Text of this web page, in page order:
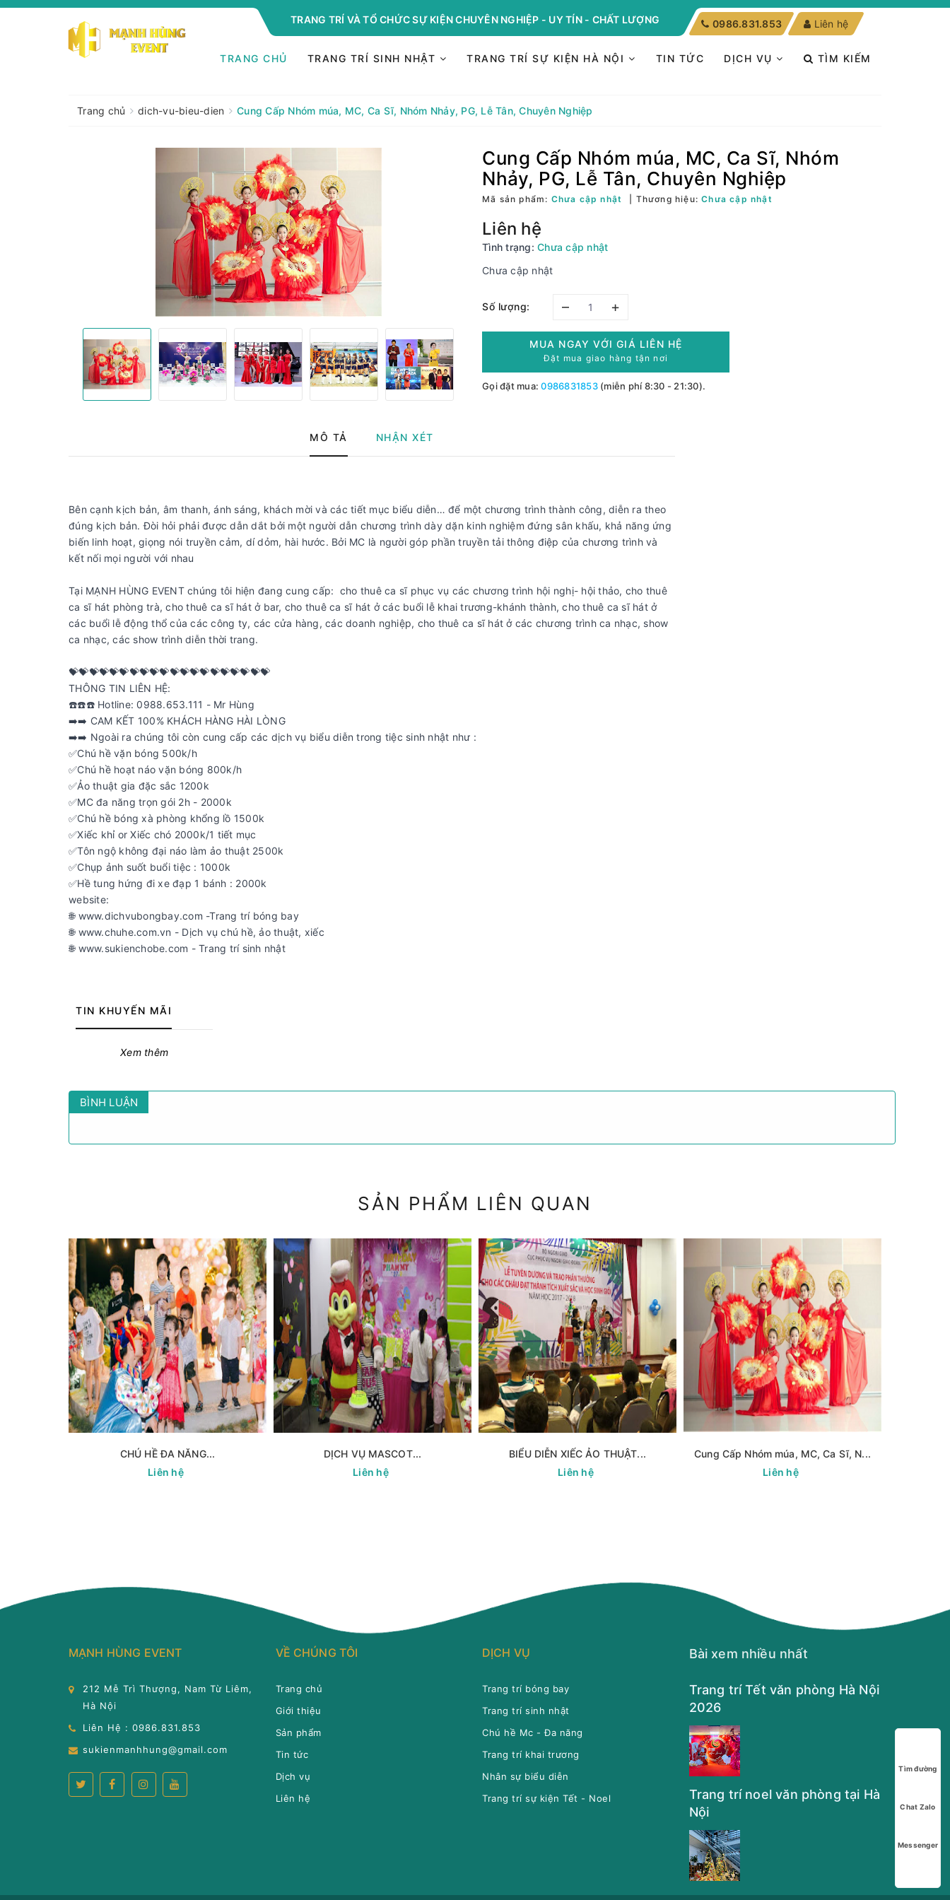
TRANG TRÍ VÀ TỔ CHỨC SỰ KIỆN CHUYÊN NGHIỆP - UY TÍN - CHẤT LƯỢNG 0986.831.853 Liên hệ
TRANG CHỦ TRANG TRÍ SINH NHẬT TRANG TRÍ SỰ KIỆN HÀ NỘI TIN TỨC DỊCH VỤ TÌM KIẾM
Trang chủ dich-vu-bieu-dien Cung Cấp Nhóm múa, MC, Ca Sĩ, Nhóm Nhảy, PG, Lễ Tân, Chuyên Nghiệp
Cung Cấp Nhóm múa, MC, Ca Sĩ, Nhóm
Nhảy, PG, Lễ Tân, Chuyên Nghiệp
Mã sản phẩm: Chưa cập nhật Thương hiệu:Chưa cập nhật
Liên hệ
Tình trạng: Chưa cập nhật
Chưa cập nhật
Số lượng: – +
MUA NGAY VỚI GIÁ LIÊN HỆ
Đặt mua giao hàng tận nơi
Gọi đặt mua:0986831853 (miễn phí 8:30 - 21:30).
MÔ TẢ NHẬN XÉT
Bên cạnh kịch bản, âm thanh, ánh sáng, khách mời và các tiết mục biểu diễn… để một chương trình thành công, diễn ra theo
đúng kịch bản. Đòi hỏi phải được dẫn dắt bởi một người dẫn chương trình dày dặn kinh nghiệm đứng sân khấu, khả năng ứng
biến linh hoạt, giọng nói truyền cảm, dí dỏm, hài hước. Bởi MC là người góp phần truyền tải thông điệp của chương trình và
kết nối mọi người với nhau
Tại MẠNH HÙNG EVENT chúng tôi hiện đang cung cấp: cho thuê ca sĩ phục vụ các chương trình hội nghị- hội thảo, cho thuê
ca sĩ hát phòng trà, cho thuê ca sĩ hát ở bar, cho thuê ca sĩ hát ở các buổi lễ khai trương-khánh thành, cho thuê ca sĩ hát ở
các buổi lễ động thổ của các công ty, các cửa hàng, các doanh nghiệp, cho thuê ca sĩ hát ở các chương trình ca nhạc, show
ca nhạc, các show trình diễn thời trang.
💝💝💝💝💝💝💝💝💝💝💝💝💝💝💝💝💝💝💝💝
THÔNG TIN LIÊN HỆ:
☎️☎️☎️ Hotline: 0988.653.111 - Mr Hùng
➡️➡️ CAM KẾT 100% KHÁCH HÀNG HÀI LÒNG
➡️➡️ Ngoài ra chúng tôi còn cung cấp các dịch vụ biểu diễn trong tiệc sinh nhật như :
✅Chú hề vặn bóng 500k/h
✅Chú hề hoạt náo vặn bóng 800k/h
✅Ảo thuật gia đặc sắc 1200k
✅MC đa năng trọn gói 2h - 2000k
✅Chú hề bóng xà phòng khổng lồ 1500k
✅Xiếc khỉ or Xiếc chó 2000k/1 tiết mục
✅Tôn ngộ không đại náo làm ảo thuật 2500k
✅Chụp ảnh suốt buổi tiệc : 1000k
✅Hề tung hứng đi xe đạp 1 bánh : 2000k
website:
🌐 www.dichvubongbay.com -Trang trí bóng bay
🌐 www.chuhe.com.vn - Dịch vụ chú hề, ảo thuật, xiếc
🌐 www.sukienchobe.com - Trang trí sinh nhật
TIN KHUYẾN MÃI
Xem thêm
BÌNH LUẬN
SẢN PHẨM LIÊN QUAN
CHÚ HỀ ĐA NĂNG...
Liên hệ
DỊCH VỤ MASCOT...
Liên hệ
BIỂU DIỄN XIẾC ẢO THUẬT...
Liên hệ
Cung Cấp Nhóm múa, MC, Ca Sĩ, N...
Liên hệ
MẠNH HÙNG EVENT
212 Mễ Trì Thượng, Nam Từ Liêm,
Hà Nội
Liên Hệ : 0986.831.853
sukienmanhhung@gmail.com
VỀ CHÚNG TÔI
Trang chủ
Giới thiệu
Sản phẩm
Tin tức
Dịch vụ
Liên hệ
Tìm đường
Chat Zalo
Messenger
DỊCH VỤ
Trang trí bóng bay
Trang trí sinh nhật
Chú hề Mc - Đa năng
Trang trí khai trương
Nhân sự biểu diễn
Trang trí sự kiện Tết - Noel
Bài xem nhiều nhất
Trang trí Tết văn phòng Hà Nội
2026
Trang trí noel văn phòng tại Hà
Nội